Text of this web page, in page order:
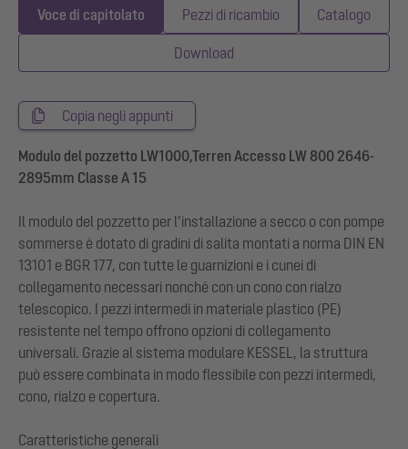
Voce di capitolato Pezzi di ricambio Catalogo
Download
Copia negli appunti
Modulo del pozzetto LW1000,Terren Accesso LW 800 2646-
2895mm Classe A 15
Il modulo del pozzetto per l’installazione a secco o con pompe
sommerse è dotato di gradini di salita montati a norma DIN EN
13101 e BGR 177, con tutte le guarnizioni e i cunei di
collegamento necessari nonché con un cono con rialzo
telescopico. I pezzi intermedi in materiale plastico (PE)
resistente nel tempo offrono opzioni di collegamento
universali. Grazie al sistema modulare KESSEL, la struttura
può essere combinata in modo flessibile con pezzi intermedi,
cono, rialzo e copertura.
Caratteristiche generali